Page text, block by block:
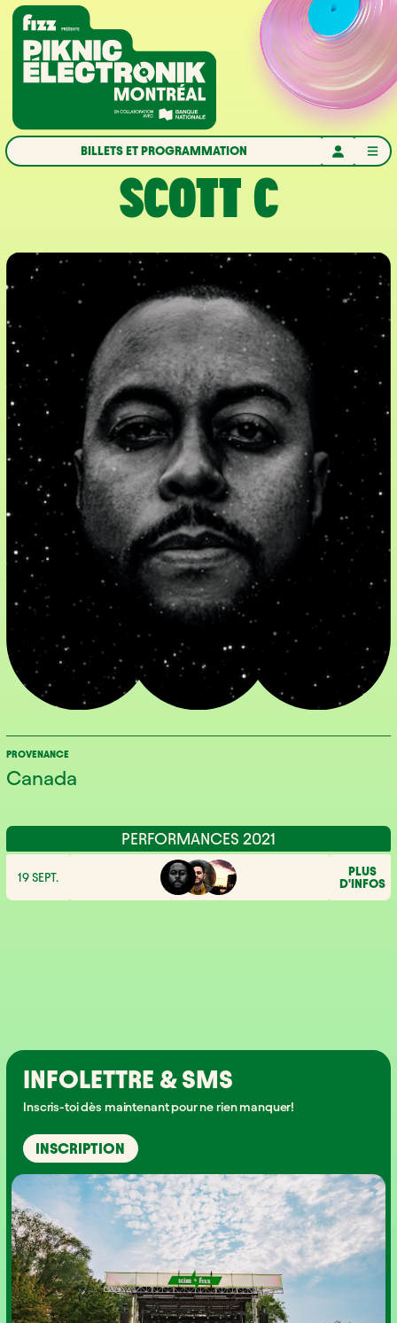
Aller à la navigation
Aller au contenu
Accueil
BILLETS ET PROGRAMMATION
SCOTT C
PROVENANCE
Canada
PERFORMANCES 2021
19 SEPT.
PLUS
D'INFOS
INFOLETTRE & SMS
Inscris-toi dès maintenant pour ne rien manquer!
INSCRIPTION